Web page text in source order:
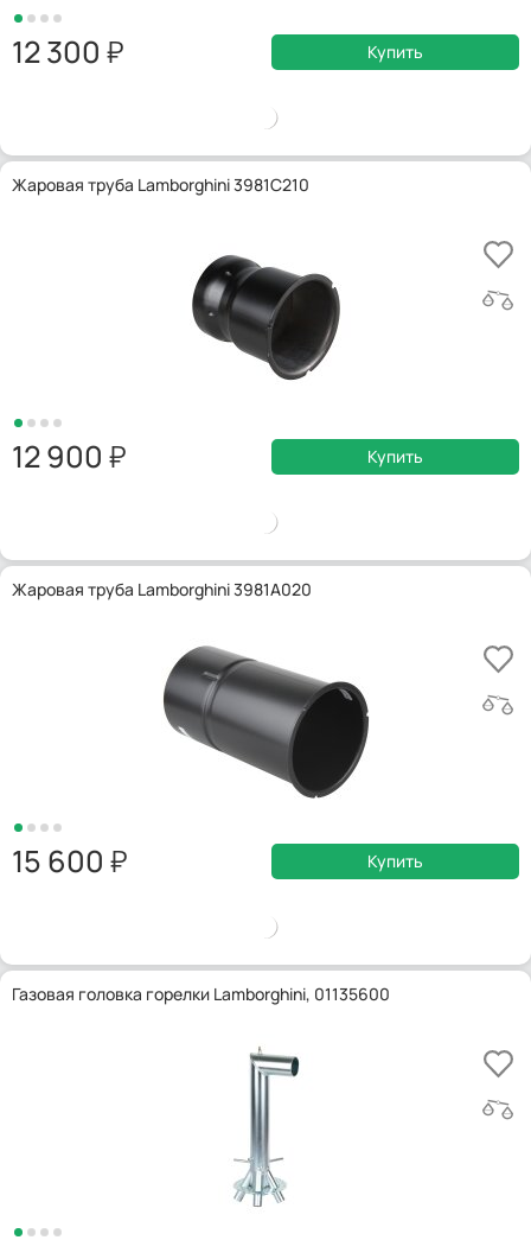
12 300 Купить
Жаровая труба Lamborghini 3981C210
12 900 Купить
Жаровая труба Lamborghini 3981A020
15 600 Купить
Газовая головка горелки Lamborghini, 01135600